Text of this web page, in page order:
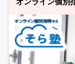
オンライン個別